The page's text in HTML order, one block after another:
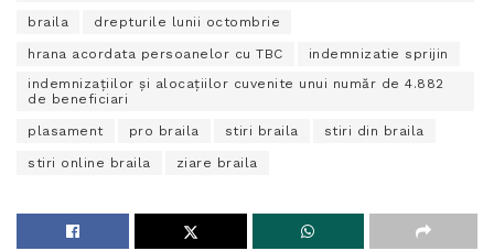
braila drepturile lunii octombrie
hrana acordata persoanelor cu TBC
indemnizatie sprijin
indemnizațiilor și alocațiilor cuvenite unui număr de 4.882
de beneficiari
plasament pro braila stiri braila stiri din braila
stiri online braila ziare braila